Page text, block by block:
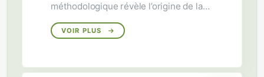
méthodologique révèle l’origine de la
amazonien et permet d’estimer
VOIR PLUS